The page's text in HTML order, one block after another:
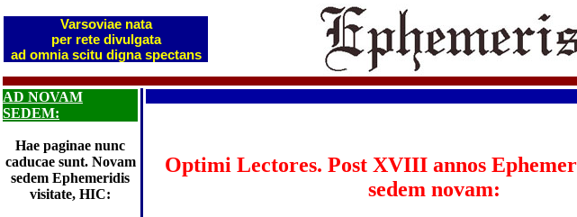
Varsoviae nata
per rete divulgata
ad omnia scitu digna spectans
AD NOVAM
SEDEM:
Hae paginae nunc
caducae sunt. Novam
sedem Ephemeridis
visitate, HIC:
Optimi Lectores. Post XVIII annos
sedem novam: